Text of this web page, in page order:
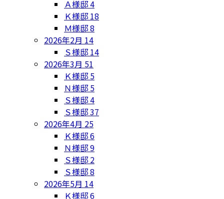
Ａ様邸4
Ｋ様邸 18
Ｍ様邸8
2026年2月 14
Ｓ様邸 14
2026年3月 51
Ｋ様邸 5
Ｎ様邸 5
Ｓ様邸4
Ｓ様邸37
2026年4月 25
Ｋ様邸6
Ｎ様邸9
Ｓ様邸 2
Ｓ様邸8
2026年5月 14
Ｋ様邸6